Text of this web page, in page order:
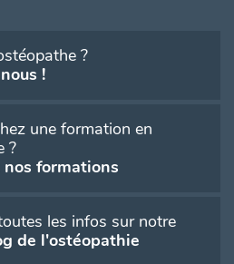
?
!
une formation en
?
nos formations
les infos sur notre
de l'ostéopathie